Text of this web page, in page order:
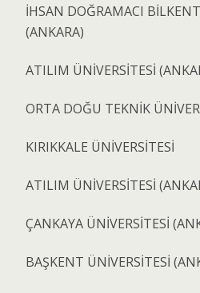
İHSAN DOĞRAMACI
(ANKARA)
ATILIM ÜNİVERSİTESİ
ORTA DOĞU TEKNİK
KIRIKKALE ÜNİVERSİTESİ
ATILIM ÜNİVERSİTESİ
ÇANKAYA ÜNİVERSİTESİ
BAŞKENT ÜNİVERSİTESİ